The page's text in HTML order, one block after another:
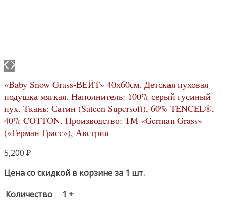
«Baby Snow Grass-ВЕЙТ» 40х60см. Детская пуховая
подушка мягкая. Наполнитель: 100% серый гусиный
пух. Ткань: Сатин (Sateen Supersoft), 60% TENCEL®,
40% COTTON. Производство: ТМ «German Grass»
(«Герман Грасс»), Австрия
5,200 ₽
Цена со скидкой в корзине за 1 шт.
Количество
1 +